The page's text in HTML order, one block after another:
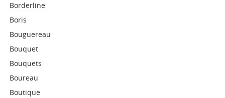
Borderline
Boris
Bouguereau
Bouquet
Bouquets
Boureau
Boutique